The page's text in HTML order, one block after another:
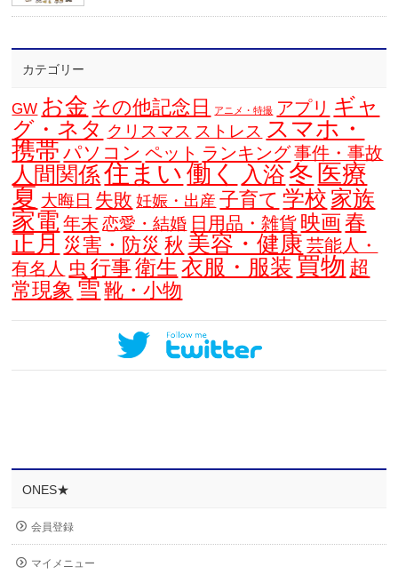
カテゴリー
GW お金 その他記念日 アニメ・特撮 アプリ ギャ
グ・ネタ クリスマス ストレス スマホ・
携帯 パソコン ペット ランキング事件・事故
人間関係住まい 働く 入浴 冬 医療
夏 大晦日 失敗 妊娠・出産 子育て 学校 家族
家電 年末 恋愛・結婚 日用品・雑貨 映画 春
正月 災害・防災 秋 美容・健康 芸能人・
有名人 虫 行事 衛生 衣服・服装 買物 超
常現象 雪 靴・小物
ONES★
会員登録
マイメニュー